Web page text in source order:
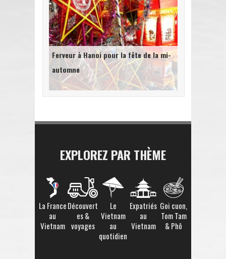
Ferveur à Hanoi pour la fête de la mi-
automne
EXPLOREZ PAR THÈME
La France
au
Vietnam
Découvert
es &
voyages
Le
Vietnam
au
quotidien
Expatriés
au
Vietnam
Goi cuon,
Tom Tam
& Phô